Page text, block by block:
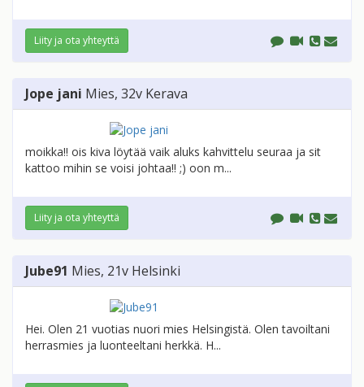
Liity ja ota yhteyttä
Jope jani Mies, 32v Kerava
moikka!! ois kiva löytää vaik aluks kahvittelu seuraa ja sit
kattoo mihin se voisi johtaa!! ;) oon m...
Liity ja ota yhteyttä
Jube91 Mies, 21v Helsinki
Hei. Olen 21 vuotias nuori mies Helsingistä. Olen tavoiltani
herrasmies ja luonteeltani herkkä. H...